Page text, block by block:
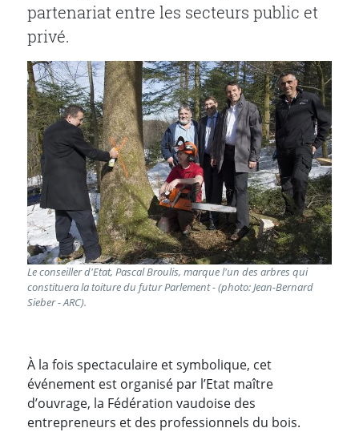
partenariat entre les secteurs public et
privé.
Le conseiller d'Etat, Pascal Broulis, marque l'un des arbres qui
constituera la toiture du futur Parlement - (photo: Jean-Bernard
Sieber - ARC).
À la fois spectaculaire et symbolique, cet
événement est organisé par l’Etat maître
d’ouvrage, la Fédération vaudoise des
entrepreneurs et des professionnels du bois.